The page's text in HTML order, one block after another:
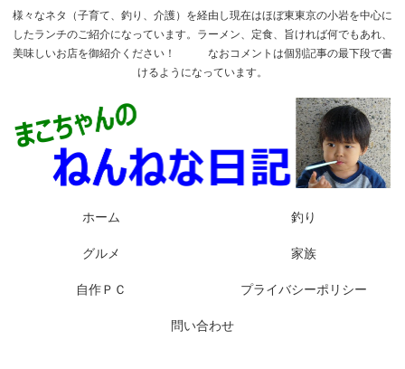
様々なネタ（子育て、釣り、介護）を経由し現在はほぼ東東京の小岩を中心に
したランチのご紹介になっています。ラーメン、定食、旨ければ何でもあれ、
美味しいお店を御紹介ください！ なおコメントは個別記事の最下段で書
けるようになっています。
ホーム 釣り
グルメ 家族
自作ＰＣ プライバシーポリシー
問い合わせ